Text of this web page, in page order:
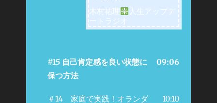
木村祐理
人生アップデ
ートラジオ
#15 自己肯定感を良い状態に
保つ方法
09:06
＃14 家庭で実践！オランダ 10:10